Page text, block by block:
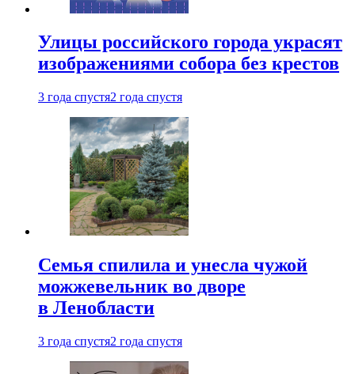
Улицы российского города украсят
изображениями собора без крестов
3 года спустя2 года спустя
Семья спилила и унесла чужой
можжевельник во дворе
в Ленобласти
3 года спустя2 года спустя